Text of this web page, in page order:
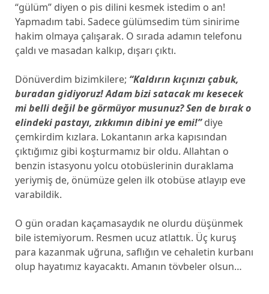
“gülüm” diyen o pis dilini kesmek istedim o an!
Yapmadım tabi. Sadece gülümsedim tüm sinirime
hakim olmaya çalışarak. O sırada adamın telefonu
çaldı ve masadan kalkıp, dışarı çıktı.
Dönüverdim bizimkilere; “Kaldırın kıçınızı çabuk,
buradan gidiyoruz! Adam bizi satacak mı kesecek
mi belli değil be görmüyor musunuz? Sen de bırak o
elindeki pastayı, zıkkımın dibini ye emi!”diye
çemkirdim kızlara. Lokantanın arka kapısından
çıktığımız gibi koşturmamız bir oldu. Allahtan o
benzin istasyonu yolcu otobüslerinin duraklama
yeriymiş de, önümüze gelen ilk otobüse atlayıp eve
varabildik.
O gün oradan kaçamasaydık ne olurdu düşünmek
bile istemiyorum. Resmen ucuz atlattık. Üç kuruş
para kazanmak uğruna, saflığın ve cehaletin kurbanı
olup hayatımız kayacaktı. Amanın tövbeler olsun…